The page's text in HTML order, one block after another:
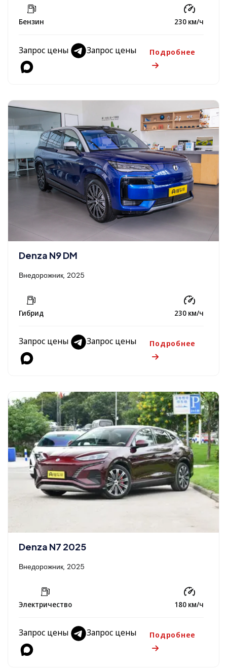
Бензин 230 км/ч
Запрос цены Запрос цены Подробнее
Denza N9 DM
Внедорожник, 2025
Гибрид 230 км/ч
Запрос цены Запрос цены Подробнее
Denza N7 2025
Внедорожник, 2025
Электричество 180 км/ч
Запрос цены Запрос цены Подробнее